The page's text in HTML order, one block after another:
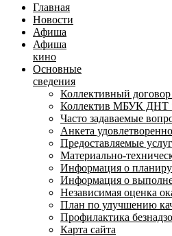
Главная
Новости
Афиша
Афиша
кино
Основные
сведения
Коллективный договор
Коллектив МБУК ДНТ
Часто задаваемые
Анкета
Предоставляемые
Материально-
Информация о
Информация о
Независимая оценка
План по улучшению
Профилактика
Карта сайта